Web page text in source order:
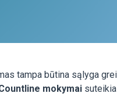
tampa būtina sąlyga
mokymai